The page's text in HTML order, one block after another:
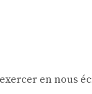
en nous